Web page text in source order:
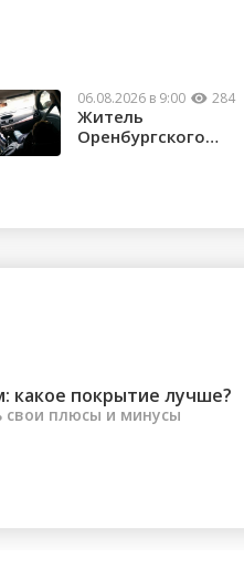
06.08.2026 в 9:00 284
Житель
Оренбургского
какое покрытие лучше?
свои плюсы и минусы